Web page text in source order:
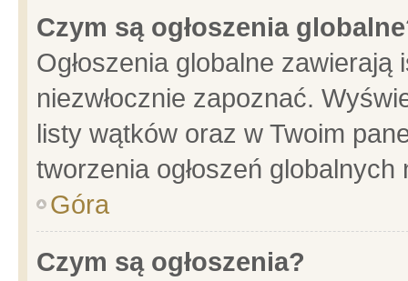
Czym są ogłoszenia
Ogłoszenia globalne
niezwłocznie zapoznać.
listy wątków oraz w Twoim
tworzenia ogłoszeń
Góra
Czym są ogłoszenia?